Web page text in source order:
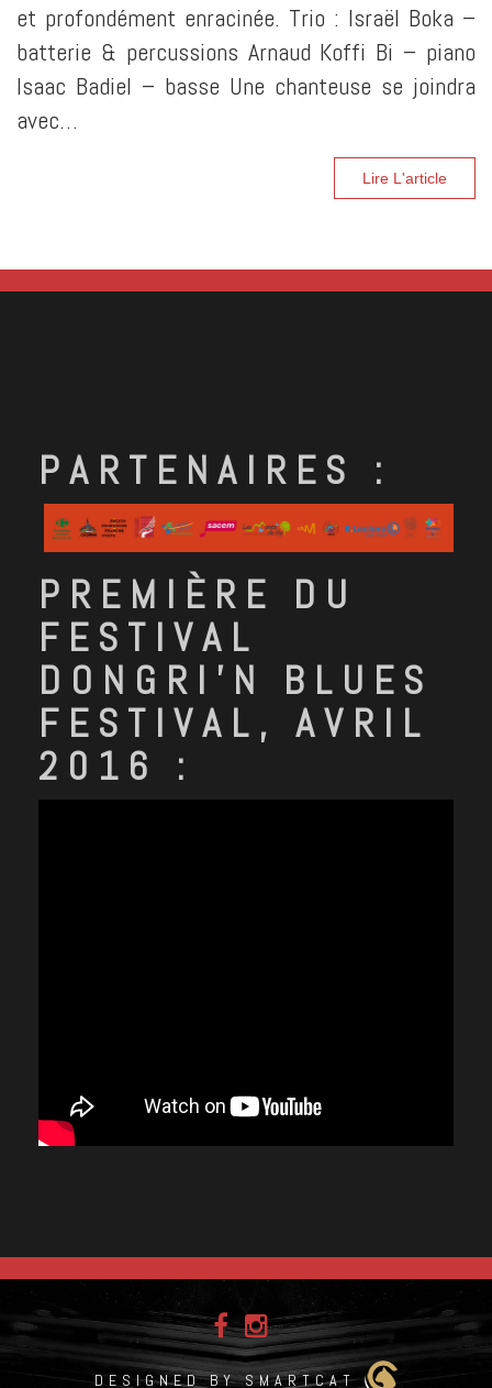
et profondément enracinée. Trio : Israël Boka –
batterie & percussions Arnaud Koffi Bi – piano
Isaac Badiel – basse Une chanteuse se joindra
avec…
Lire L'article
PARTENAIRES :
PREMIÈRE DU
FESTIVAL
DONGRI’N BLUES
FESTIVAL, AVRIL
2016 :
DESIGNED BY SMARTCAT